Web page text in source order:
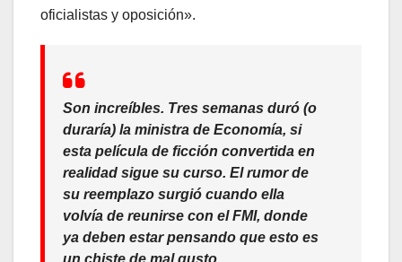
oficialistas y oposición».
Son increíbles. Tres semanas duró (o
duraría) la ministra de Economía, si
esta película de ficción convertida en
realidad sigue su curso. El rumor de
su reemplazo surgió cuando ella
volvía de reunirse con el FMI, donde
ya deben estar pensando que esto es
un chiste de mal gusto.